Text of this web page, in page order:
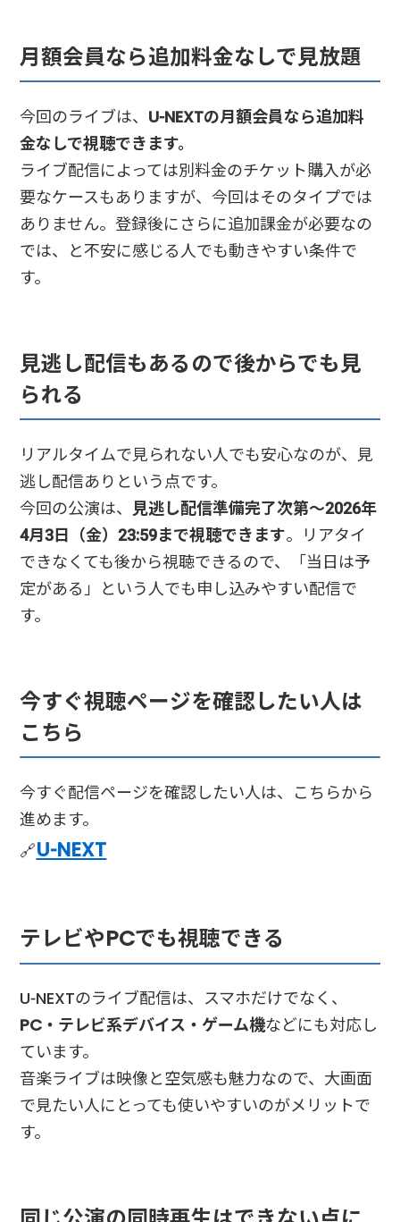
月額会員なら追加料金なしで見放題
今回のライブは、 U-NEXTの月額会員なら追加料
金なしで視聴できます。
ライブ配信によっては別料金のチケット購入が必
要なケースもありますが、今回はそのタイプでは
ありません。登録後にさらに追加課金が必要なの
では、と不安に感じる人でも動きやすい条件で
す。
見逃し配信もあるので後からでも見
られる
リアルタイムで見られない人でも安心なのが、見
逃し配信ありという点です。
今回の公演は、 見逃し配信準備完了次第〜2026年
4月3日（金）23:59まで視聴できます。リアタイ
できなくても後から視聴できるので、「当日は予
定がある」という人でも申し込みやすい配信で
す。
今すぐ視聴ページを確認したい人は
こちら
今すぐ配信ページを確認したい人は、こちらから
進めます。
🔗U-NEXT
テレビやPCでも視聴できる
U-NEXTのライブ配信は、スマホだけでなく、
PC・テレビ系デバイス・ゲーム機などにも対応し
ています。
音楽ライブは映像と空気感も魅力なので、大画面
で見たい人にとっても使いやすいのがメリットで
す。